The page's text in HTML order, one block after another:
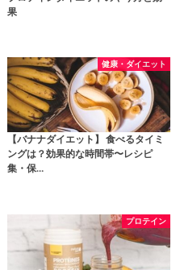
果
健康・ダイエット
【バナナダイエット】 食べるタイミ
ングは？効果的な時間帯〜レシピ
集・保…
プロテイン